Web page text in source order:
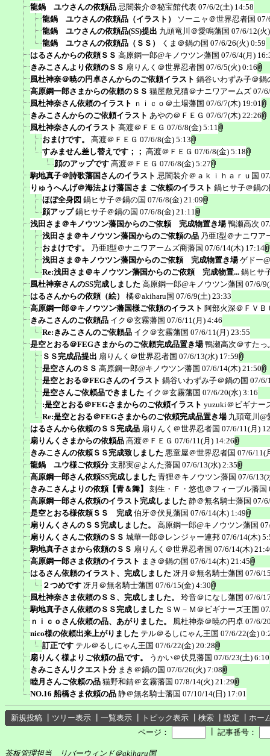
龍鍋 ユウさんの依頼品 忌闇装介＠秘宝館代表 07/6/2(土) 14:58
龍鍋 ユウさんの依頼品（イラスト）
ソーニャ＠世界忍者国 07/
龍鍋 ユウさんの依頼品(SS)提出 九頭竜川＠愛鳴藩国 07/6/12(火
龍鍋 ユウさんの依頼品（ＳＳ）
くま＠鍋の国 07/6/26(火) 0:59
はるさんからの依頼ＳＳ 高原鋼一郎@キノウツン藩国 07/6/4(月)
きみこさんより依頼のＳＳ 扇りんく＠世界忍者国 07/6/5(火) 0:16
風杜神奈＠暁の円卓さんからのご依頼イラスト 鍋谷いわずみ子＠鍋
高原鋼一郎さまからの依頼のＳＳ 猫屋敷兄猫＠ナニワアームズ 07/
風杜神奈さん依頼のイラスト ｎｉｃｏ＠土場藩国 07/6/7(木) 19:01
きみこさんからのご依頼イラスト あやの＠ＦＥＧ 07/6/7(木) 22:26
風杜神奈さんのイラスト 高渡＠ＦＥＧ 07/6/8(金) 5:11
おまけです。
高渡＠ＦＥＧ 07/6/8(金) 5:13
すみません差し替えです；； 高渡＠ＦＥＧ 07/6/8(金) 5:18
顔のアップです 高渡＠ＦＥＧ 07/6/8(金) 5:27
駒地真子＠詩歌藩国さんのイラスト 忌闇装介＠ａｋｉｈａｒｕ国
りゅうへんげ＠海法よけ藩国さま ご依頼のイラスト 鍋ヒサ子＠鍋
ほぼ全身図 鍋ヒサ子＠鍋の国 07/6/8(金) 21:09
顔アップ 鍋ヒサ子＠鍋の国 07/6/8(金) 21:11
浅田さま＠キノウツン藩国からのご依頼 完成物置き場 鴨瀬高次
浅田さま＠キノウツン藩国からのご依頼の品 乃亜I型＠ナニワア
おまけです。
乃亜I型＠ナニワアームズ商藩国 07/6/14(木) 17:14
浅田さま＠キノウツン藩国からのご依頼 完成物置き場 ゲドー
Re:浅田さま＠キノウツン藩国からのご依頼 完成物置... 鍋ヒサ
風杜神奈さんのSS完成しました 高原鋼一郎@キノウツン藩国 07/6/
はるさんからの依頼（絵）
橘＠akiharu国 07/6/9(土) 23:33
高原鋼一郎＠キノウツン藩国様ご依頼のイラスト 阿部火深＠ＦＶＢ
きみこさんのご依頼品 イク＠玄霧藩国 07/6/11(月) 4:46
Re:きみこさんのご依頼品 イク＠玄霧藩国 07/6/11(月) 23:55
是空とおる＠FEGさまからのご依頼完成品置き場 鴨瀬高次＠すたっ
ＳＳ完成品提出 扇りんく＠世界忍者国 07/6/13(水) 17:59
是空さんのＳＳ 高原鋼一郎@キノウツン藩国 07/6/14(木) 21:50
是空とおる＠FEGさんのイラスト 鍋谷いわずみ子＠鍋の国 07/6/
是空さんご依頼品できました イク＠玄霧藩国 07/6/20(水) 3:16
:是空とおる＠FEGさまからのご依頼イラスト yuzuki＠ビギナー
Re:是空とおる＠FEGさまからのご依頼完成品置き場 九頭竜川@
はるさんから依頼のＳＳ完成品 扇りんく＠世界忍者国 07/6/11(月)
扇りんくさまからの依頼品 高渡＠ＦＥＧ 07/6/11(月) 14:26
きみこさんの依頼ＳＳ完成致しました 悪童屋＠世界忍者国 07/6/11(
龍鍋 ユウ様ご依頼分 支那実@よんた藩国 07/6/13(水) 2:35
高原鋼一郎さん依頼SS完成しました 青狸＠キノウツン藩国 07/6/13(
きみこさんよりの依頼【青＆舞】
刻生・Ｆ・悠也＠フィーブル藩国
高原鋼一郎さん依頼のイラスト完成しました 静＠無名騎士藩国 07/
是空とおる様依頼ＳＳ 完成 伯牙＠伏見藩国 07/6/14(木) 1:49
扇りんくさんのＳＳ完成しました。
高原鋼一郎@キノウツン藩国
扇りんくさんご依頼のＳＳ 城華一郎＠レンジャー連邦 07/6/14(木)
駒地真子さまから依頼のＳＳ 扇りんく＠世界忍者国 07/6/14(木)
高原鋼一郎さま依頼のイラスト まき＠鍋の国 07/6/14(木) 21:45
はるさん依頼のイラスト、完成しました 冴月＠無名騎士藩国 07/6/
２つめです 冴月＠無名騎士藩国 07/6/15(金) 4:30
風杜神奈さま依頼のＳＳ、完成しました。
玲音＠になし藩国 07/6/
駒地真子さん依頼のＳＳ完成しました ＳＷ－Ｍ＠ビギナーズ王国
ｎｉｃｏさん依頼の品、あがりました。
風杜神奈＠暁の円卓 07/6/
nico様の依頼出来上がりました テル＠るしにゃん王国 07/6/22(金)
訂正です テル＠るしにゃん王国 07/6/22(金) 20:28
扇りんく様よりご依頼の品です。
うかい＠伏見藩国 07/6/23(土) 6:10
きみこさんリクエスト分 まき＠鍋の国 07/6/26(火) 7:08
睦月さんご依頼の品 猫野和錆＠玄霧藩国 07/8/14(火) 21:29
NO.16 船橋さま依頼の品 静＠無名騎士藩国 07/10/14(日) 17:01
新規投稿 ツリー表示 一覧表示 トピック表示 検索 設定
ホー
ページ：
記事番号：
茶板管理担当 リバーウィンド＠akiharu国